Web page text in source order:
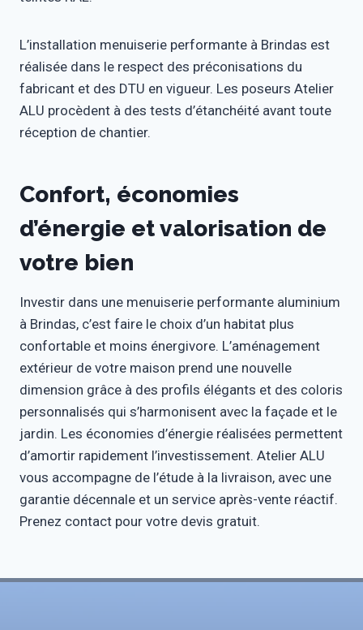
L’installation menuiserie performante à Brindas est
réalisée dans le respect des préconisations du
fabricant et des DTU en vigueur. Les poseurs Atelier
ALU procèdent à des tests d’étanchéité avant toute
réception de chantier.
Confort, économies
d’énergie et valorisation de
votre bien
Investir dans une menuiserie performante aluminium
à Brindas, c’est faire le choix d’un habitat plus
confortable et moins énergivore. L’aménagement
extérieur de votre maison prend une nouvelle
dimension grâce à des profils élégants et des coloris
personnalisés qui s’harmonisent avec la façade et le
jardin. Les économies d’énergie réalisées permettent
d’amortir rapidement l’investissement. Atelier ALU
vous accompagne de l’étude à la livraison, avec une
garantie décennale et un service après-vente réactif.
Prenez contact pour votre devis gratuit.